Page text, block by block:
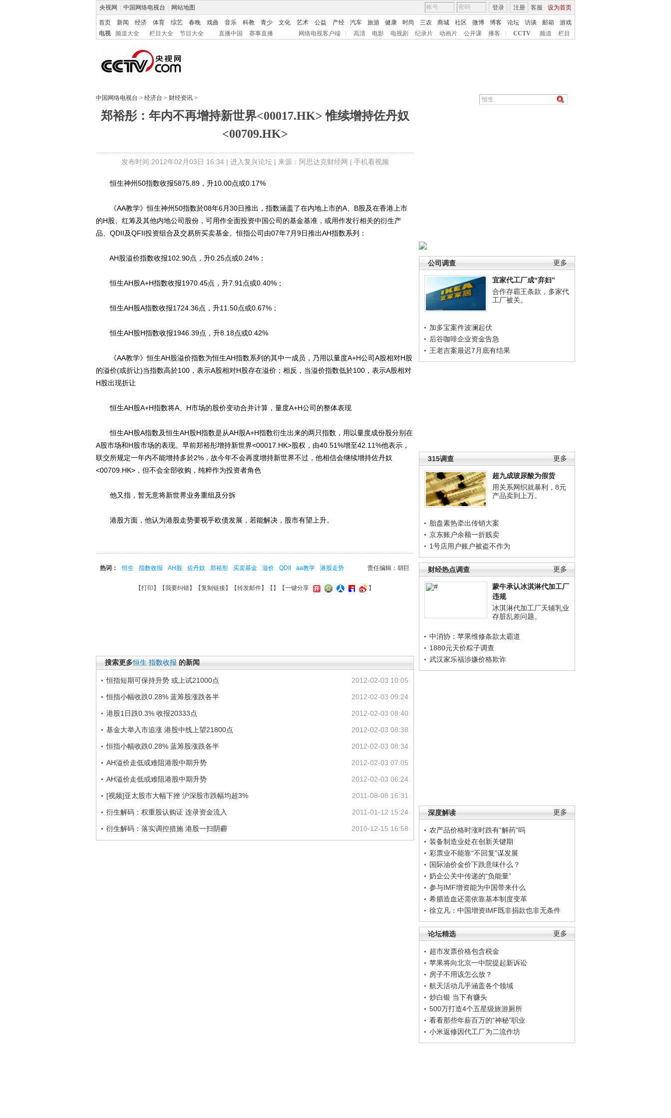
央视网 中国网络电视台 网站地图 客服 设为首页
登录 注册
首页 新闻 经济 体育 综艺 春晚 戏曲 音乐 科教 青少 文化 艺术 公益 产经 汽车 旅游 健康 时尚 三农 商城 社区 微博 博客 论坛 访谈 邮箱
游戏
电视
频道大全 栏目大全 节目大全 直播中国 赛事直播 网络电视客户端 高清 电影 电视剧 纪录片 动画片 公开课 播客 CCTV 频道 栏目
中国网络电视台 > 经济台 > 财经资讯 >
郑裕彤：年内不再增持新世界<00017.HK> 惟续增持佐丹奴
<00709.HK>
发布时间:2012年02月03日 16:34 | 进入复兴论坛| 来源：阿思达克财经网 | 手机看视频
更多
公司调查
宜家代工厂成“弃妇”
合作存霸王条款，多家代
工厂被关。
加多宝案件波澜起伏
后谷咖啡企业资金告急
王老吉案最迟7月底有结果
更多
315调查
超九成玻尿酸为假货
用关系网织就暴利，8元
产品卖到上万。
胎盘素热牵出传销大案
京东账户余额一折贱卖
1号店用户账户被盗不作为
更多
财经热点调查
蒙牛承认冰淇淋代加工厂
违规
冰淇淋代加工厂天辅乳业
存脏乱差问题。
中消协：苹果维修条款太霸道
1880元天价粽子调查
武汉家乐福涉嫌价格欺诈
更多
深度解读
农产品价格时涨时跌有“解药”吗
装备制造业处在创新关键期
彩票业不能靠“不回复”谋发展
国际油价金价下跌意味什么？
奶企公关中传递的“负能量”
参与IMF增资能为中国带来什么
希腊造血还需依靠基本制度变革
徐立凡：中国增资IMF既非捐款也非无条件
更多
论坛精选
超市发票价格包含税金
苹果将向北京一中院提起新诉讼
房子不用该怎么放？
航天活动几乎涵盖各个领域
炒白银 当下有赚头
500万打造4个五星级旅游厕所
看看那些年薪百万的“神秘”职业
小米返修因代工厂为二流作坊
恒生神州50指数收报5875.89，升10.00点或0.17%
《AA教学》恒生神州50指数於08年6月30日推出，指数涵盖了在内地上市的A、B股及在香港上市
的H股、红筹及其他内地公司股份，可用作全面投资中国公司的基金基准，或用作发行相关的衍生产
品、QDII及QFII投资组合及交易所买卖基金。恒指公司由07年7月9日推出AH指数系列：
AH股溢价指数收报102.90点，升0.25点或0.24%；
恒生AH股A+H指数收报1970.45点，升7.91点或0.40%；
恒生AH股A指数收报1724.36点，升11.50点或0.67%；
恒生AH股H指数收报1946.39点，升8.18点或0.42%
《AA教学》恒生AH股溢价指数为恒生AH指数系列的其中一成员，乃用以量度A+H公司A股相对H股
的溢价(或折让)当指数高於100，表示A股相对H股存在溢价；相反，当溢价指数低於100，表示A股相对
H股出现折让
恒生AH股A+H指数将A、H市场的股价变动合并计算，量度A+H公司的整体表现
恒生AH股A指数及恒生AH股H指数是从AH股A+H指数衍生出来的两只指数，用以量度成份股分别在
A股市场和H股市场的表现。早前郑裕彤增持新世界<00017.HK>股权，由40.51%增至42.11%他表示，
联交所规定一年内不能增持多於2%，故今年不会再度增持新世界不过，他相信会继续增持佐丹奴
<00709.HK>，但不会全部收购，纯粹作为投资者角色
他又指，暂无意将新世界业务重组及分拆
港股方面，他认为港股走势要视乎欧债发展，若能解决，股市有望上升。
责任编辑：胡巨
热词： 恒生 指数收报 AH股 佐丹奴 郑裕彤 买卖基金 溢价 QDII aa教学 港股走势
【打印 】【我要纠错】【复制链接】【转发邮件】【 】 【一键分享 】
搜索更多恒生 指数收报 的新闻
2012-02-03 10:05
恒指短期可保持升势 或上试21000点
2012-02-03 09:24
恒指小幅收跌0.28% 蓝筹股涨跌各半
2012-02-03 08:40
港股1日跌0.3% 收报20333点
2012-02-03 08:38
基金大举入市追涨 港股中线上望21800点
2012-02-03 08:34
恒指小幅收跌0.28% 蓝筹股涨跌各半
2012-02-03 07:05
AH溢价走低或难阻港股中期升势
2012-02-03 06:24
AH溢价走低或难阻港股中期升势
2011-08-08 16:31
[视频]亚太股市大幅下挫 沪深股市跌幅均超3%
2011-01-12 15:24
衍生解码：权重股认购证 连录资金流入
2010-12-15 16:58
衍生解码：落实调控措施 港股一扫阴霾